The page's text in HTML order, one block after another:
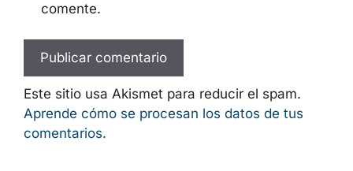
comente.
Este sitio usa Akismet para reducir el spam.
Aprende cómo se procesan los datos de tus
comentarios.